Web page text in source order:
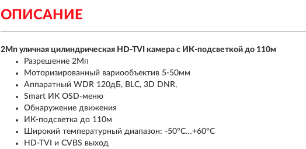
ОПИСАНИЕ
2Мп уличная цилиндрическая HD-TVI камера с ИК-подсветкой до 110м
Разрешение 2Мп
Моторизированный вариообъектив 5-50мм
Аппаратный WDR 120дБ, BLC, 3D DNR,
Smart ИК OSD-меню
Обнаружение движения
ИК-подсветка до 110м
Широкий температурный диапазон: -50°C…+60°C
HD-TVI и CVBS выход